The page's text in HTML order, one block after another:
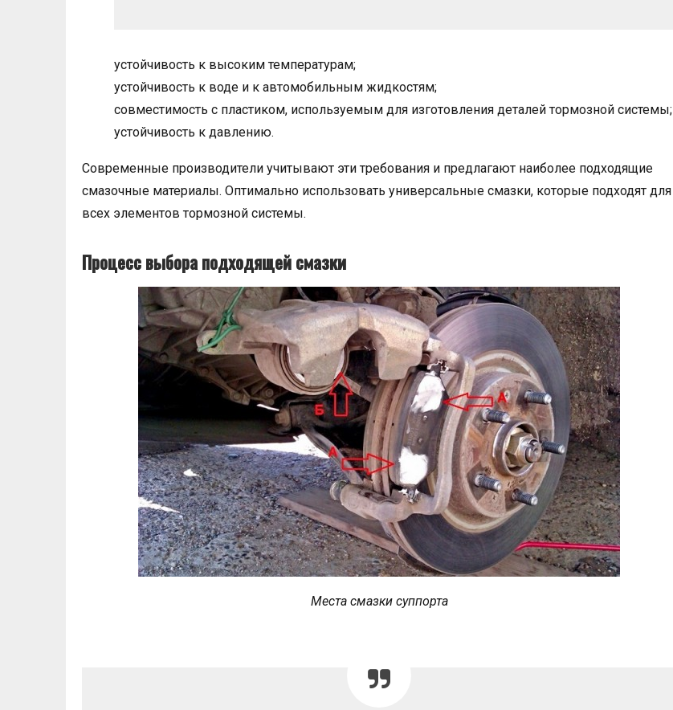
устойчивость к высоким температурам;
устойчивость к воде и к автомобильным жидкостям;
совместимость с пластиком, используемым для изготовления деталей тормозной системы;
устойчивость к давлению.
Современные производители учитывают эти требования и предлагают наиболее подходящие
смазочные материалы. Оптимально использовать универсальные смазки, которые подходят для
всех элементов тормозной системы.
Процесс выбора подходящей смазки
Места смазки суппорта